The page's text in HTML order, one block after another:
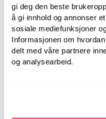
gi deg den beste
å gi innhold og annonser
sosiale mediefunksjoner
Informasjonen om
delt med våre partnere
og analysearbeid.